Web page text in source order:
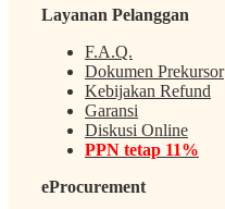
Layanan Pelanggan
F.A.Q.
Dokumen Prekursor
Kebijakan Refund
Garansi
Diskusi Online
PPN tetap 11%
eProcurement